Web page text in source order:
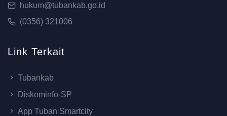
hukum@tubankab.go.id
(0356) 321006
Link Terkait
Tubankab
Diskominfo-SP
App Tuban Smartcity